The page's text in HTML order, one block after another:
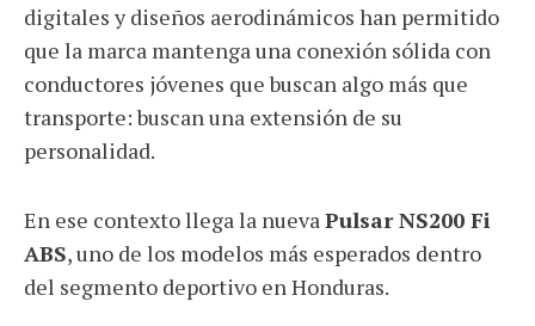
digitales y diseños aerodinámicos han permitido
que la marca mantenga una conexión sólida con
conductores jóvenes que buscan algo más que
transporte: buscan una extensión de su
personalidad.
En ese contexto llega la nuevaPulsar NS200 Fi
ABS, uno de los modelos más esperados dentro
del segmento deportivo en Honduras.